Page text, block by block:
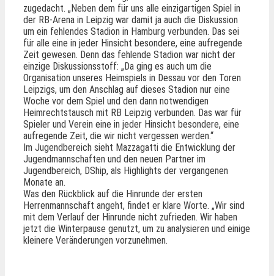
zugedacht. „Neben dem für uns alle einzigartigen Spiel in
der RB-Arena in Leipzig war damit ja auch die Diskussion
um ein fehlendes Stadion in Hamburg verbunden. Das sei
für alle eine in jeder Hinsicht besondere, eine aufregende
Zeit gewesen. Denn das fehlende Stadion war nicht der
einzige Diskussionsstoff: „Da ging es auch um die
Organisation unseres Heimspiels in Dessau vor den Toren
Leipzigs, um den Anschlag auf dieses Stadion nur eine
Woche vor dem Spiel und den dann notwendigen
Heimrechtstausch mit RB Leipzig verbunden. Das war für
Spieler und Verein eine in jeder Hinsicht besondere, eine
aufregende Zeit, die wir nicht vergessen werden.“
Im Jugendbereich sieht Mazzagatti die Entwicklung der
Jugendmannschaften und den neuen Partner im
Jugendbereich, DShip, als Highlights der vergangenen
Monate an.
Was den Rückblick auf die Hinrunde der ersten
Herrenmannschaft angeht, findet er klare Worte. „Wir sind
mit dem Verlauf der Hinrunde nicht zufrieden. Wir haben
jetzt die Winterpause genutzt, um zu analysieren und einige
kleinere Veränderungen vorzunehmen.